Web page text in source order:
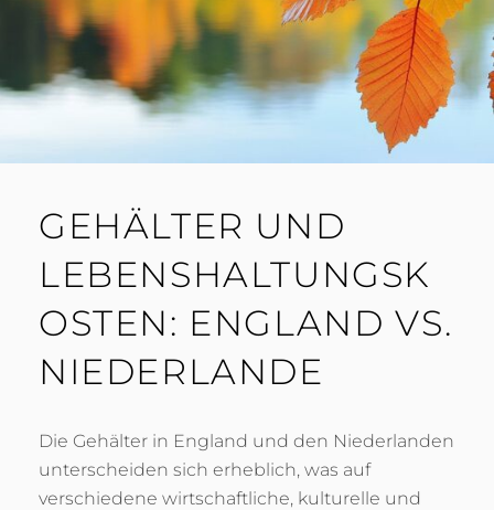
GEHÄLTER UND
LEBENSHALTUNGSK
OSTEN: ENGLAND VS.
NIEDERLANDE
Die Gehälter in England und den Niederlanden
unterscheiden sich erheblich, was auf
verschiedene wirtschaftliche, kulturelle und